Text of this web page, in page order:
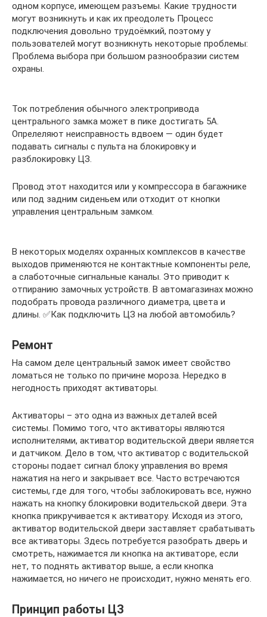
одном корпусе, имеющем разъемы. Какие трудности
могут возникнуть и как их преодолеть Процесс
подключения довольно трудоёмкий, поэтому у
пользователей могут возникнуть некоторые проблемы:
Проблема выбора при большом разнообразии систем
охраны.
Ток потребления обычного электропривода
центрального замка может в пике достигать 5А.
Опрелеляют неисправность вдвоем — один будет
подавать сигналы с пульта на блокировку и
разблокировку ЦЗ.
Провод этот находится или у компрессора в багажнике
или под задним сиденьем или отходит от кнопки
управления центральным замком.
В некоторых моделях охранных комплексов в качестве
выходов применяются не контактные компоненты реле,
а слаботочные сигнальные каналы. Это приводит к
отпиранию замочных устройств. В автомагазинах можно
подобрать провода различного диаметра, цвета и
длины. ✅Как подключить ЦЗ на любой автомобиль?
Ремонт
На самом деле центральный замок имеет свойство
ломаться не только по причине мороза. Нередко в
негодность приходят активаторы.
Активаторы – это одна из важных деталей всей
системы. Помимо того, что активаторы являются
исполнителями, активатор водительской двери является
и датчиком. Дело в том, что активатор с водительской
стороны подает сигнал блоку управления во время
нажатия на него и закрывает все. Часто встречаются
системы, где для того, чтобы заблокировать все, нужно
нажать на кнопку блокировки водительской двери. Эта
кнопка прикручивается к активатору. Исходя из этого,
активатор водительской двери заставляет срабатывать
все активаторы. Здесь потребуется разобрать дверь и
смотреть, нажимается ли кнопка на активаторе, если
нет, то поднять активатор выше, а если кнопка
нажимается, но ничего не происходит, нужно менять его.
Принцип работы ЦЗ